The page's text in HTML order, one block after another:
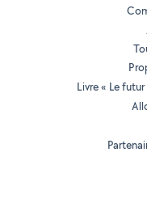
Livre « Le